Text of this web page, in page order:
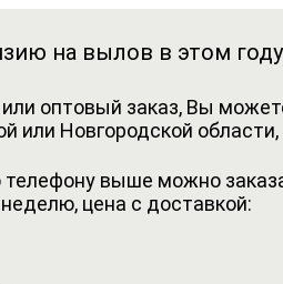
на вылов в этом году
оптовый заказ, Вы
или Новгородской
телефону выше можно
цена с доставкой: